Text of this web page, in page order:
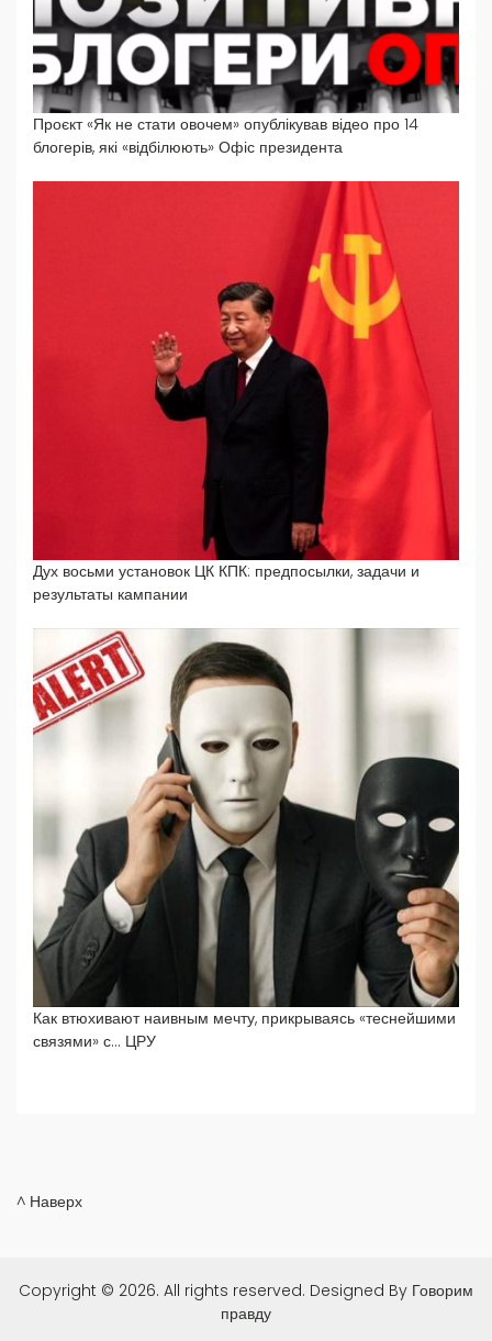
Проєкт «Як не стати овочем» опублікував відео про 14
блогерів, які «відбілюють» Офіс президента
Дух восьми установок ЦК КПК: предпосылки, задачи и
результаты кампании
Как втюхивают наивным мечту, прикрываясь «теснейшими
связями» с… ЦРУ
^ Наверх
Copyright © 2026. All rights reserved. Designed By Говорим
правду